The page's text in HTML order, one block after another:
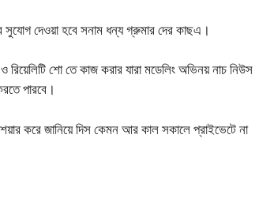
সুযোগ দেওয়া হবে সনাম ধন্য গ্রুমার দের কাছএ।
শো তে কাজ করার যারা মডেলিং অভিনয় নাচ নিউস
পারবে।
জানিয়ে দিস কেমন আর কাল সকালে প্রাইভেটে না